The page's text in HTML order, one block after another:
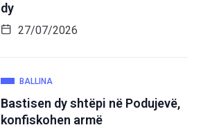
dy
27/07/2026
BALLINA
Bastisen dy shtëpi në Podujevë,
konfiskohen armë